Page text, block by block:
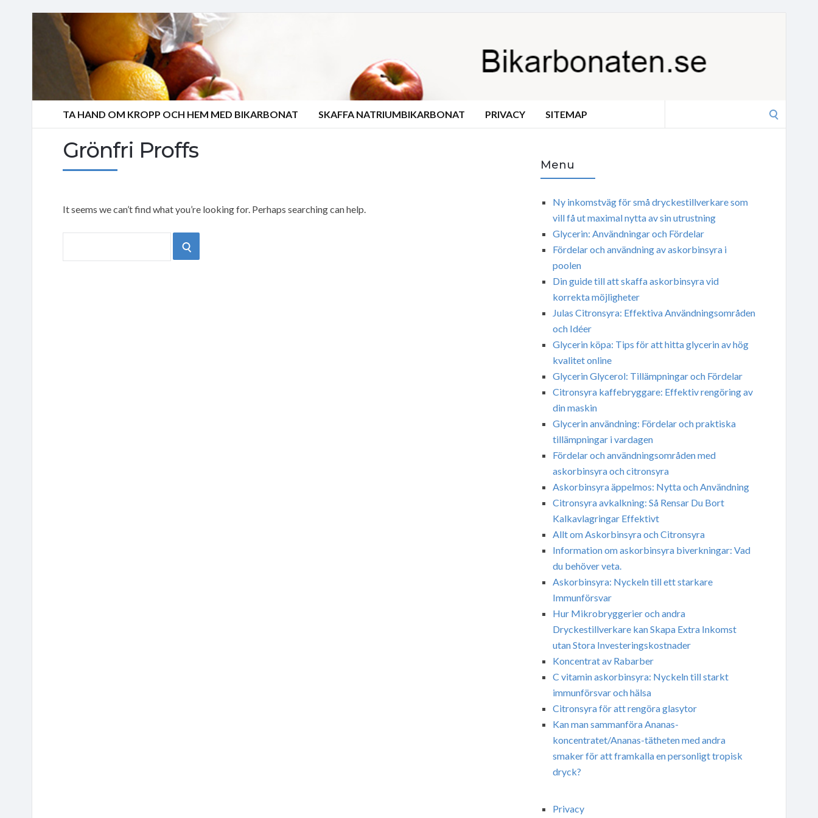
TA HAND OM KROPP OCH HEM MED BIKARBONAT SKAFFA NATRIUMBIKARBONAT PRIVACY SITEMAP
Grönfri Proffs
It seems we can’t find what you’re looking for. Perhaps searching can help.
SEARCH
Menu
Ny inkomstväg för små dryckestillverkare som
vill få ut maximal nytta av sin utrustning
Glycerin: Användningar och Fördelar
Fördelar och användning av askorbinsyra i
poolen
Din guide till att skaffa askorbinsyra vid
korrekta möjligheter
Julas Citronsyra: Effektiva Användningsområden
och Idéer
Glycerin köpa: Tips för att hitta glycerin av hög
kvalitet online
Glycerin Glycerol: Tillämpningar och Fördelar
Citronsyra kaffebryggare: Effektiv rengöring av
din maskin
Glycerin användning: Fördelar och praktiska
tillämpningar i vardagen
Fördelar och användningsområden med
askorbinsyra och citronsyra
Askorbinsyra äppelmos: Nytta och Användning
Citronsyra avkalkning: Så Rensar Du Bort
Kalkavlagringar Effektivt
Allt om Askorbinsyra och Citronsyra
Information om askorbinsyra biverkningar: Vad
du behöver veta.
Askorbinsyra: Nyckeln till ett starkare
Immunförsvar
Hur Mikrobryggerier och andra
Dryckestillverkare kan Skapa Extra Inkomst
utan Stora Investeringskostnader
Koncentrat av Rabarber
C vitamin askorbinsyra: Nyckeln till starkt
immunförsvar och hälsa
Citronsyra för att rengöra glasytor
Kan man sammanföra Ananas-
koncentratet/Ananas-tätheten med andra
smaker för att framkalla en personligt tropisk
dryck?
Privacy